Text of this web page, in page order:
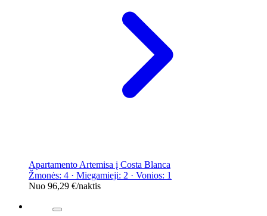
Apartamento Artemisa į Costa Blanca
Žmonės: 4 · Miegamieji: 2 · Vonios: 1
Nuo 96,29 €/naktis